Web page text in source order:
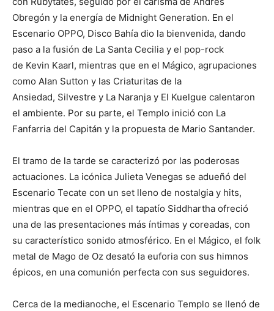
Obregón y la energía de Midnight Generation. En el
Escenario OPPO, Disco Bahía dio la bienvenida, dando
paso a la fusión de La Santa Cecilia y el pop-rock
de Kevin Kaarl, mientras que en el Mágico, agrupaciones
como Alan Sutton y las Criaturitas de la
Ansiedad, Silvestre y La Naranja y El Kuelgue calentaron
el ambiente. Por su parte, el Templo inició con La
Fanfarria del Capitán y la propuesta de Mario Santander.
El tramo de la tarde se caracterizó por las poderosas
actuaciones. La icónica Julieta Venegas se adueñó del
Escenario Tecate con un set lleno de nostalgia y hits,
mientras que en el OPPO, el tapatío Siddhartha ofreció
una de las presentaciones más íntimas y coreadas, con
su característico sonido atmosférico. En el Mágico, el folk
metal de Mago de Oz desató la euforia con sus himnos
épicos, en una comunión perfecta con sus seguidores.
Cerca de la medianoche, el Escenario Templo se llenó de